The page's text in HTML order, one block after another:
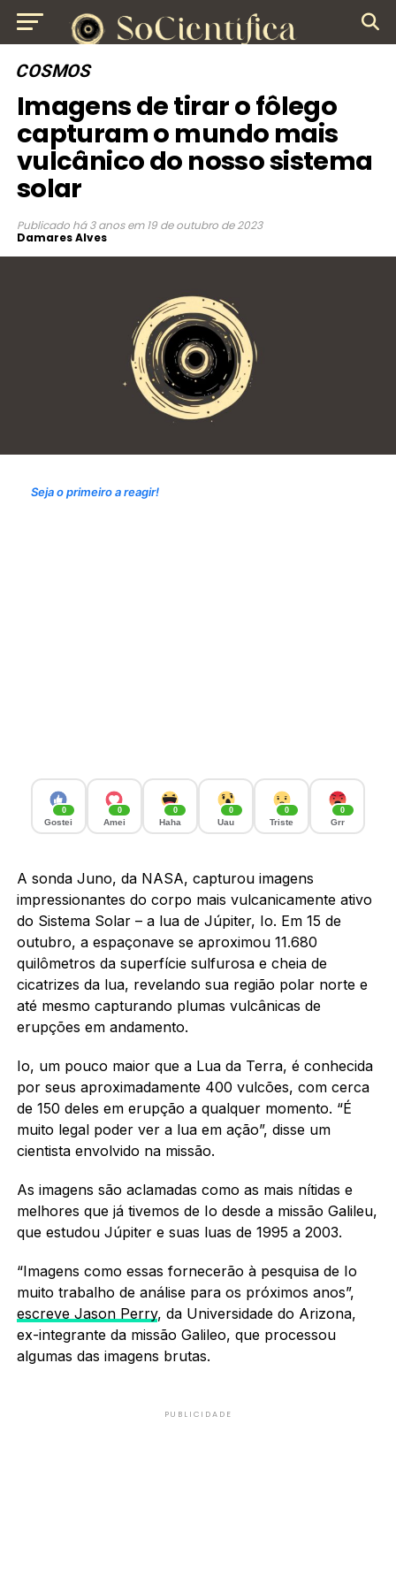
COSMOS
Imagens de tirar o fôlego
capturam o mundo mais
vulcânico do nosso sistema
solar
Publicado há 3 anos em 19 de outubro de 2023
Damares Alves
Seja o primeiro a reagir!
0
Gostei
0
Amei
0
Haha
0
Uau
0
Triste
0
Grr
A sonda Juno, da NASA, capturou imagens
impressionantes do corpo mais vulcanicamente ativo
do Sistema Solar – a lua de Júpiter, Io. Em 15 de
outubro, a espaçonave se aproximou 11.680
quilômetros da superfície sulfurosa e cheia de
cicatrizes da lua, revelando sua região polar norte e
até mesmo capturando plumas vulcânicas de
erupções em andamento.
Io, um pouco maior que a Lua da Terra, é conhecida
por seus aproximadamente 400 vulcões, com cerca
de 150 deles em erupção a qualquer momento. “É
muito legal poder ver a lua em ação”, disse um
cientista envolvido na missão.
As imagens são aclamadas como as mais nítidas e
melhores que já tivemos de Io desde a missão Galileu,
que estudou Júpiter e suas luas de 1995 a 2003.
“Imagens como essas fornecerão à pesquisa de Io
muito trabalho de análise para os próximos anos”,
escreve Jason Perry, da Universidade do Arizona,
ex-integrante da missão Galileo, que processou
algumas das imagens brutas.
PUBLICIDADE